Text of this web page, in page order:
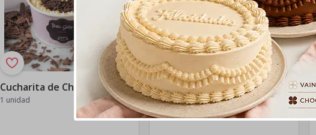
Cucharita de Chocolúcuma
1 unidad
Gaby Cucharita Cuarteto
Tres leches
4 unidades